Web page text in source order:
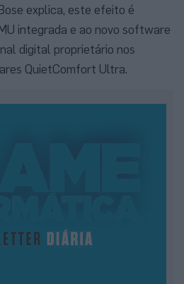
explica, este efeito é
integrada e ao novo software
digital proprietário nos
QuietComfort Ultra.